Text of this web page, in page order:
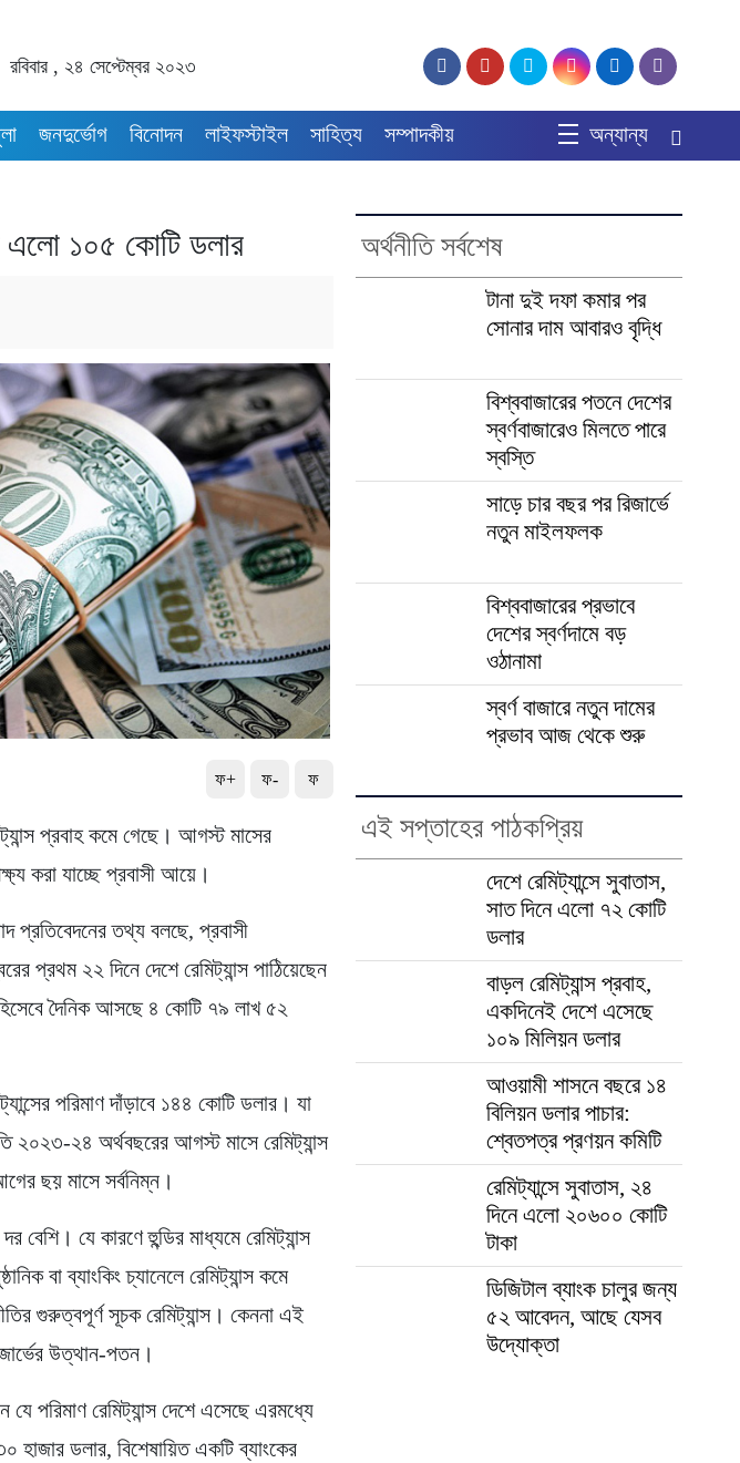
রবিবার , ২৪ সেপ্টেম্বর ২০২৩
জনদুর্ভোগ বিনোদন লাইফস্টাইল সাহিত্য সম্পাদকীয় অন্যান্য
এলো ১০৫ কোটি ডলার
ফ+ ফ- ফ
প্রবাহ কমে গেছে। আগস্ট মাসের
করা যাচ্ছে প্রবাসী আয়ে।
প্রতিবেদনের তথ্য বলছে, প্রবাসী
প্রথম ২২ দিনে দেশে রেমিট্যান্স পাঠিয়েছেন
দৈনিক আসছে ৪ কোটি ৭৯ লাখ ৫২
পরিমাণ দাঁড়াবে ১৪৪ কোটি ডলার। যা
২০২৩-২৪ অর্থবছরের আগস্ট মাসে রেমিট্যান্স
ছয় মাসে সর্বনিম্ন।
বেশি। যে কারণে হুন্ডির মাধ্যমে রেমিট্যান্স
বা ব্যাংকিং চ্যানেলে রেমিট্যান্স কমে
গুরুত্বপূর্ণ সূচক রেমিট্যান্স। কেননা এই
উত্থান-পতন।
যে পরিমাণ রেমিট্যান্স দেশে এসেছে এরমধ্যে
হাজার ডলার, বিশেষায়িত একটি ব্যাংকের
অর্থনীতি সর্বশেষ
টানা দুই দফা কমার পর
সোনার দাম আবারও বৃদ্ধি
বিশ্ববাজারের পতনে দেশের
স্বর্ণবাজারেও মিলতে পারে
স্বস্তি
সাড়ে চার বছর পর রিজার্ভে
নতুন মাইলফলক
বিশ্ববাজারের প্রভাবে
দেশের স্বর্ণদামে বড়
ওঠানামা
স্বর্ণ বাজারে নতুন দামের
প্রভাব আজ থেকে শুরু
এই সপ্তাহের পাঠকপ্রিয়
দেশে রেমিট্যান্সে সুবাতাস,
সাত দিনে এলো ৭২ কোটি
ডলার
বাড়ল রেমিট্যান্স প্রবাহ,
একদিনেই দেশে এসেছে
১০৯ মিলিয়ন ডলার
আওয়ামী শাসনে বছরে ১৪
বিলিয়ন ডলার পাচার:
শ্বেতপত্র প্রণয়ন কমিটি
রেমিট্যান্সে সুবাতাস, ২৪
দিনে এলো ২০৬০০ কোটি
টাকা
ডিজিটাল ব্যাংক চালুর জন্য
৫২ আবেদন, আছে যেসব
উদ্যোক্তা